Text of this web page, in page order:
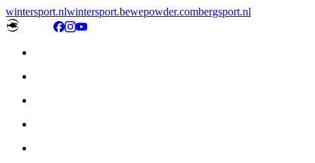
wintersport.nlwintersport.bewepowder.combergsport.nl